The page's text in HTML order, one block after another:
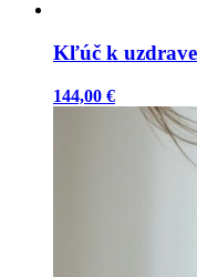
Kľúč k
144,00 €